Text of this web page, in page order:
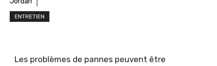
ENTRETIEN
Les problèmes de pannes peuvent être